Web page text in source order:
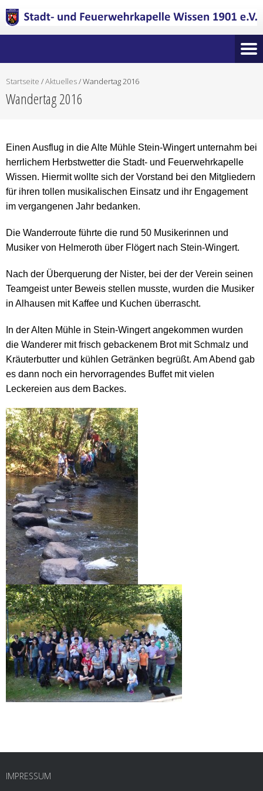
Startseite /Aktuelles/Wandertag 2016
Wandertag 2016
Einen Ausflug in die Alte Mühle Stein-Wingert unternahm bei
herrlichem Herbstwetter die Stadt- und Feuerwehrkapelle
Wissen. Hiermit wollte sich der Vorstand bei den Mitgliedern
für ihren tollen musikalischen Einsatz und ihr Engagement
im vergangenen Jahr bedanken.
Die Wanderroute führte die rund 50 Musikerinnen und
Musiker von Helmeroth über Flögert nach Stein-Wingert.
Nach der Überquerung der Nister, bei der der Verein seinen
Teamgeist unter Beweis stellen musste, wurden die Musiker
in Alhausen mit Kaffee und Kuchen überrascht.
In der Alten Mühle in Stein-Wingert angekommen wurden
die Wanderer mit frisch gebackenem Brot mit Schmalz und
Kräuterbutter und kühlen Getränken begrüßt. Am Abend gab
es dann noch ein hervorragendes Buffet mit vielen
Leckereien aus dem Backes.
IMPRESSUM